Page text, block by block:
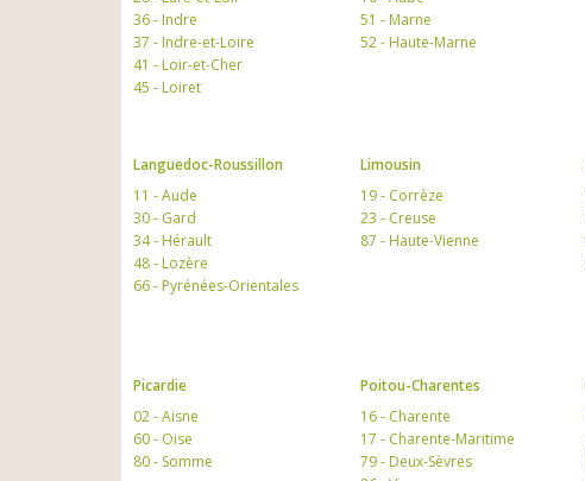
36 - Indre
37 - Indre-et-Loire
41 - Loir-et-Cher
45 - Loiret
51 - Marne
52 - Haute-Marne
Languedoc-Roussillon
11 - Aude
30 - Gard
34 - Hérault
48 - Lozère
66 - Pyrénées-Orientales
Limousin
19 - Corrèze
23 - Creuse
87 - Haute-Vienne
Picardie
02 - Aisne
60 - Oise
80 - Somme
Poitou-Charentes
16 - Charente
17 - Charente-Maritime
79 - Deux-Sèvres